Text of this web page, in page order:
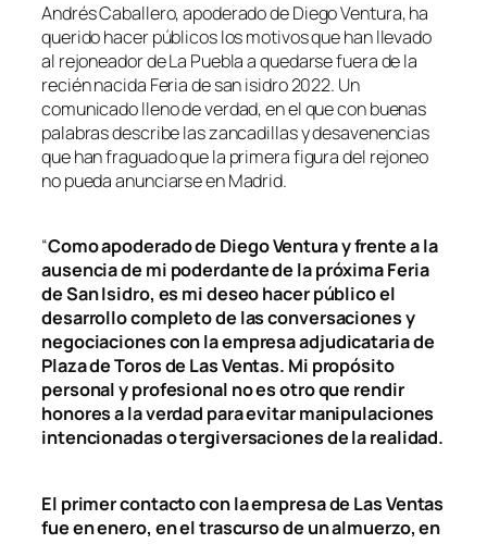
Andrés Caballero, apoderado de Diego Ventura, ha
querido hacer públicos los motivos que han llevado
al rejoneador de La Puebla a quedarse fuera de la
recién nacida Feria de san isidro 2022. Un
comunicado lleno de verdad, en el que con buenas
palabras describe las zancadillas y desavenencias
que han fraguado que la primera figura del rejoneo
no pueda anunciarse en Madrid.
“Como apoderado de Diego Ventura y frente a la
ausencia de mi poderdante de la próxima Feria
de San Isidro, es mi deseo hacer público el
desarrollo completo de las conversaciones y
negociaciones con la empresa adjudicataria de
Plaza de Toros de Las Ventas. Mi propósito
personal y profesional no es otro que rendir
honores a la verdad para evitar manipulaciones
intencionadas o tergiversaciones de la realidad.
El primer contacto con la empresa de Las Ventas
fue en enero, en el trascurso de un almuerzo, en